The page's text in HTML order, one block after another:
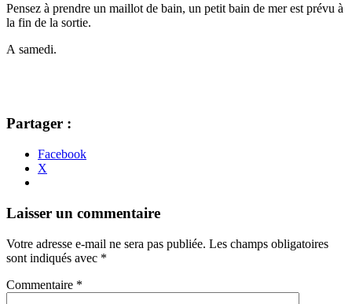
Pensez à prendre un maillot de bain, un petit bain de mer est prévu à
la fin de la sortie.
A samedi.
Partager :
Facebook
X
Navigation
articles
←
→
Laisser un commentaire
Votre adresse e-mail ne sera pas publiée. Les champs obligatoires
sont indiqués avec *
Commentaire *